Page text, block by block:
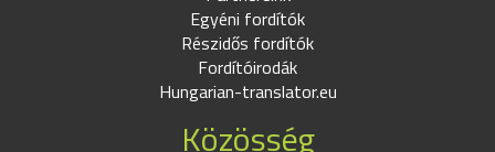
Egyéni fordítók
Részidős fordítók
Fordítóirodák
Hungarian-translator.eu
Közösség